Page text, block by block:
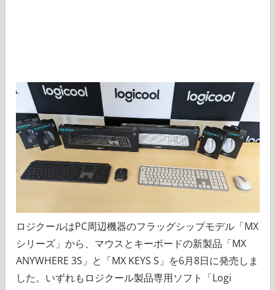
ロジクールはPC周辺機器のフラッグシップモデル「MX
シリーズ」から、マウスとキーボードの新製品「MX
ANYWHERE 3S」と「MX KEYS S」を6月8日に発売しま
した。いずれもロジクール製品専用ソフト「Logi